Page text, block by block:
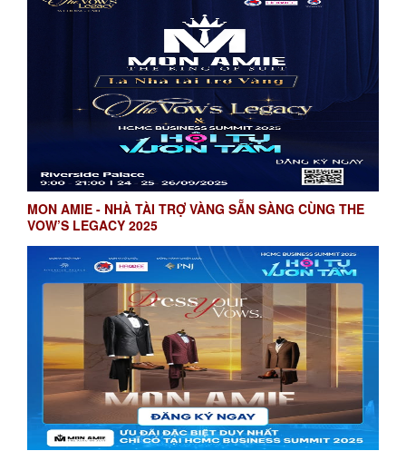
MON AMIE - NHÀ TÀI TRỢ VÀNG SẴN SÀNG CÙNG THE
VOW’S LEGACY 2025